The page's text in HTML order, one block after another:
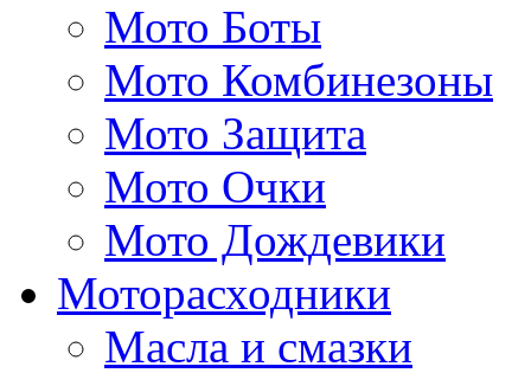
Мото Боты
Мото Комбинезоны
Мото Защита
Мото Очки
Мото Дождевики
Моторасходники
Масла и смазки